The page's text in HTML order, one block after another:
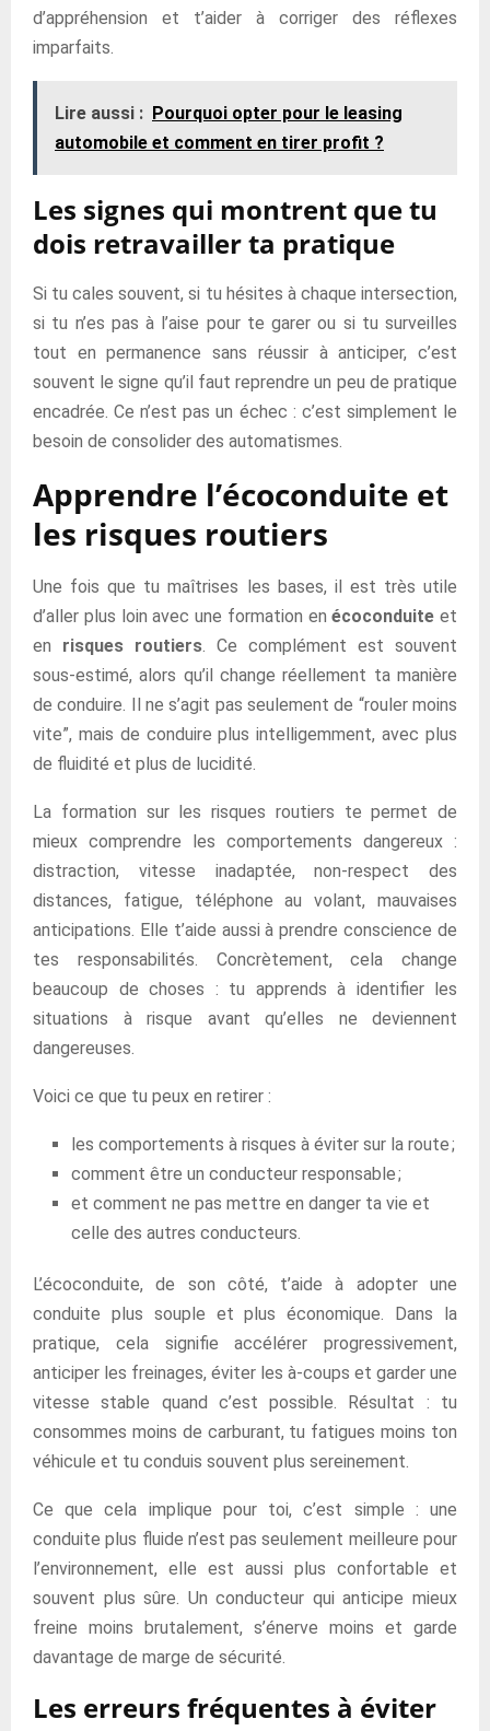
d’appréhension et t’aider à corriger des réflexes
imparfaits.
Lire aussi : Pourquoi opter pour le leasing
automobile et comment en tirer profit ?
Les signes qui montrent que tu
dois retravailler ta pratique
Si tu cales souvent, si tu hésites à chaque intersection,
si tu n’es pas à l’aise pour te garer ou si tu surveilles
tout en permanence sans réussir à anticiper, c’est
souvent le signe qu’il faut reprendre un peu de pratique
encadrée. Ce n’est pas un échec : c’est simplement le
besoin de consolider des automatismes.
Apprendre l’écoconduite et
les risques routiers
Une fois que tu maîtrises les bases, il est très utile
d’aller plus loin avec une formation enécoconduite et
en risques routiers . Ce complément est souvent
sous-estimé, alors qu’il change réellement ta manière
de conduire. Il ne s’agit pas seulement de “rouler moins
vite”, mais de conduire plus intelligemment, avec plus
de fluidité et plus de lucidité.
La formation sur les risques routiers te permet de
mieux comprendre les comportements dangereux :
distraction, vitesse inadaptée, non-respect des
distances, fatigue, téléphone au volant, mauvaises
anticipations. Elle t’aide aussi à prendre conscience de
tes responsabilités. Concrètement, cela change
beaucoup de choses : tu apprends à identifier les
situations à risque avant qu’elles ne deviennent
dangereuses.
Voici ce que tu peux en retirer :
les comportements à risques à éviter sur la route ;
comment être un conducteur responsable ;
et comment ne pas mettre en danger ta vie et
celle des autres conducteurs.
L’écoconduite, de son côté, t’aide à adopter une
conduite plus souple et plus économique. Dans la
pratique, cela signifie accélérer progressivement,
anticiper les freinages, éviter les à-coups et garder une
vitesse stable quand c’est possible. Résultat : tu
consommes moins de carburant, tu fatigues moins ton
véhicule et tu conduis souvent plus sereinement.
Ce que cela implique pour toi, c’est simple : une
conduite plus fluide n’est pas seulement meilleure pour
l’environnement, elle est aussi plus confortable et
souvent plus sûre. Un conducteur qui anticipe mieux
freine moins brutalement, s’énerve moins et garde
davantage de marge de sécurité.
Les erreurs fréquentes à éviter